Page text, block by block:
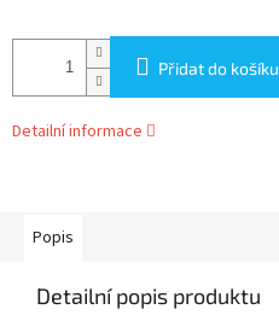
Přidat do košíku
Detailní informace
Popis
Detailní popis produktu